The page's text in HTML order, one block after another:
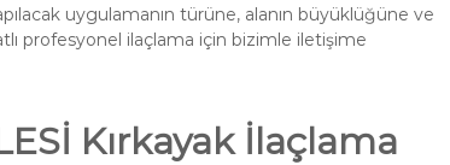
uygulamanın türüne, alanın büyüklüğüne ve
profesyonel ilaçlama için bizimle iletişime
Kırkayak İlaçlama